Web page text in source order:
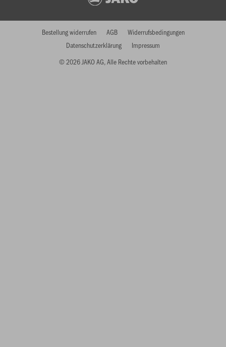
© 2026 JAKO AG, Alle Rechte vorbehalten
Bestellung widerrufen AGB
Widerrufsbedingungen
Datenschutzerklärung
Impressum